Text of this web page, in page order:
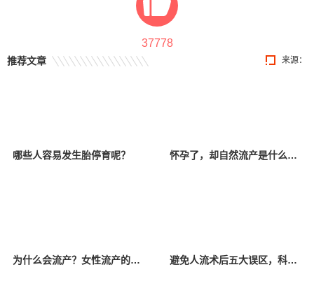
37778
来源：
推荐文章
哪些人容易发生胎停育呢？ 怀孕了，却自然流产是什么原因？
为什么会流产？女性流产的原因你都了解吗？ 避免人流术后五大误区，科学坐“小月”